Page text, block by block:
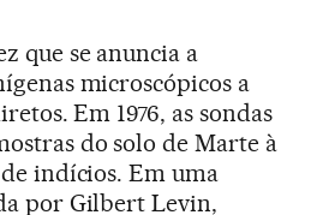
que se anuncia a
microscópicos a
Em 1976, as sondas
do solo de Marte à
indícios. Em uma
por Gilbert Levin,